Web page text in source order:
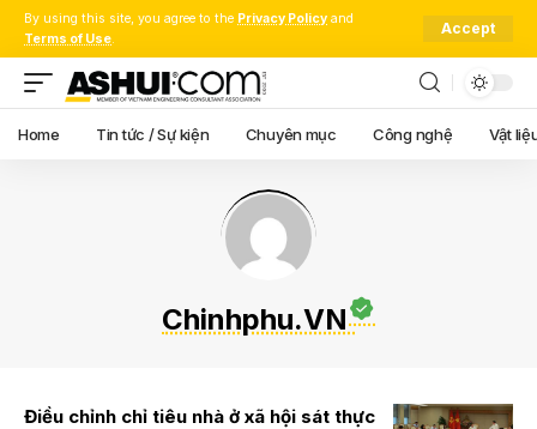
By using this site, you agree to the Privacy Policy and
Terms of Use.
Accept
Home Tin tức / Sự kiện Chuyên mục Công nghệ Vật
Chinhphu.VN
Điều chỉnh chỉ tiêu nhà ở xã hội sát thực